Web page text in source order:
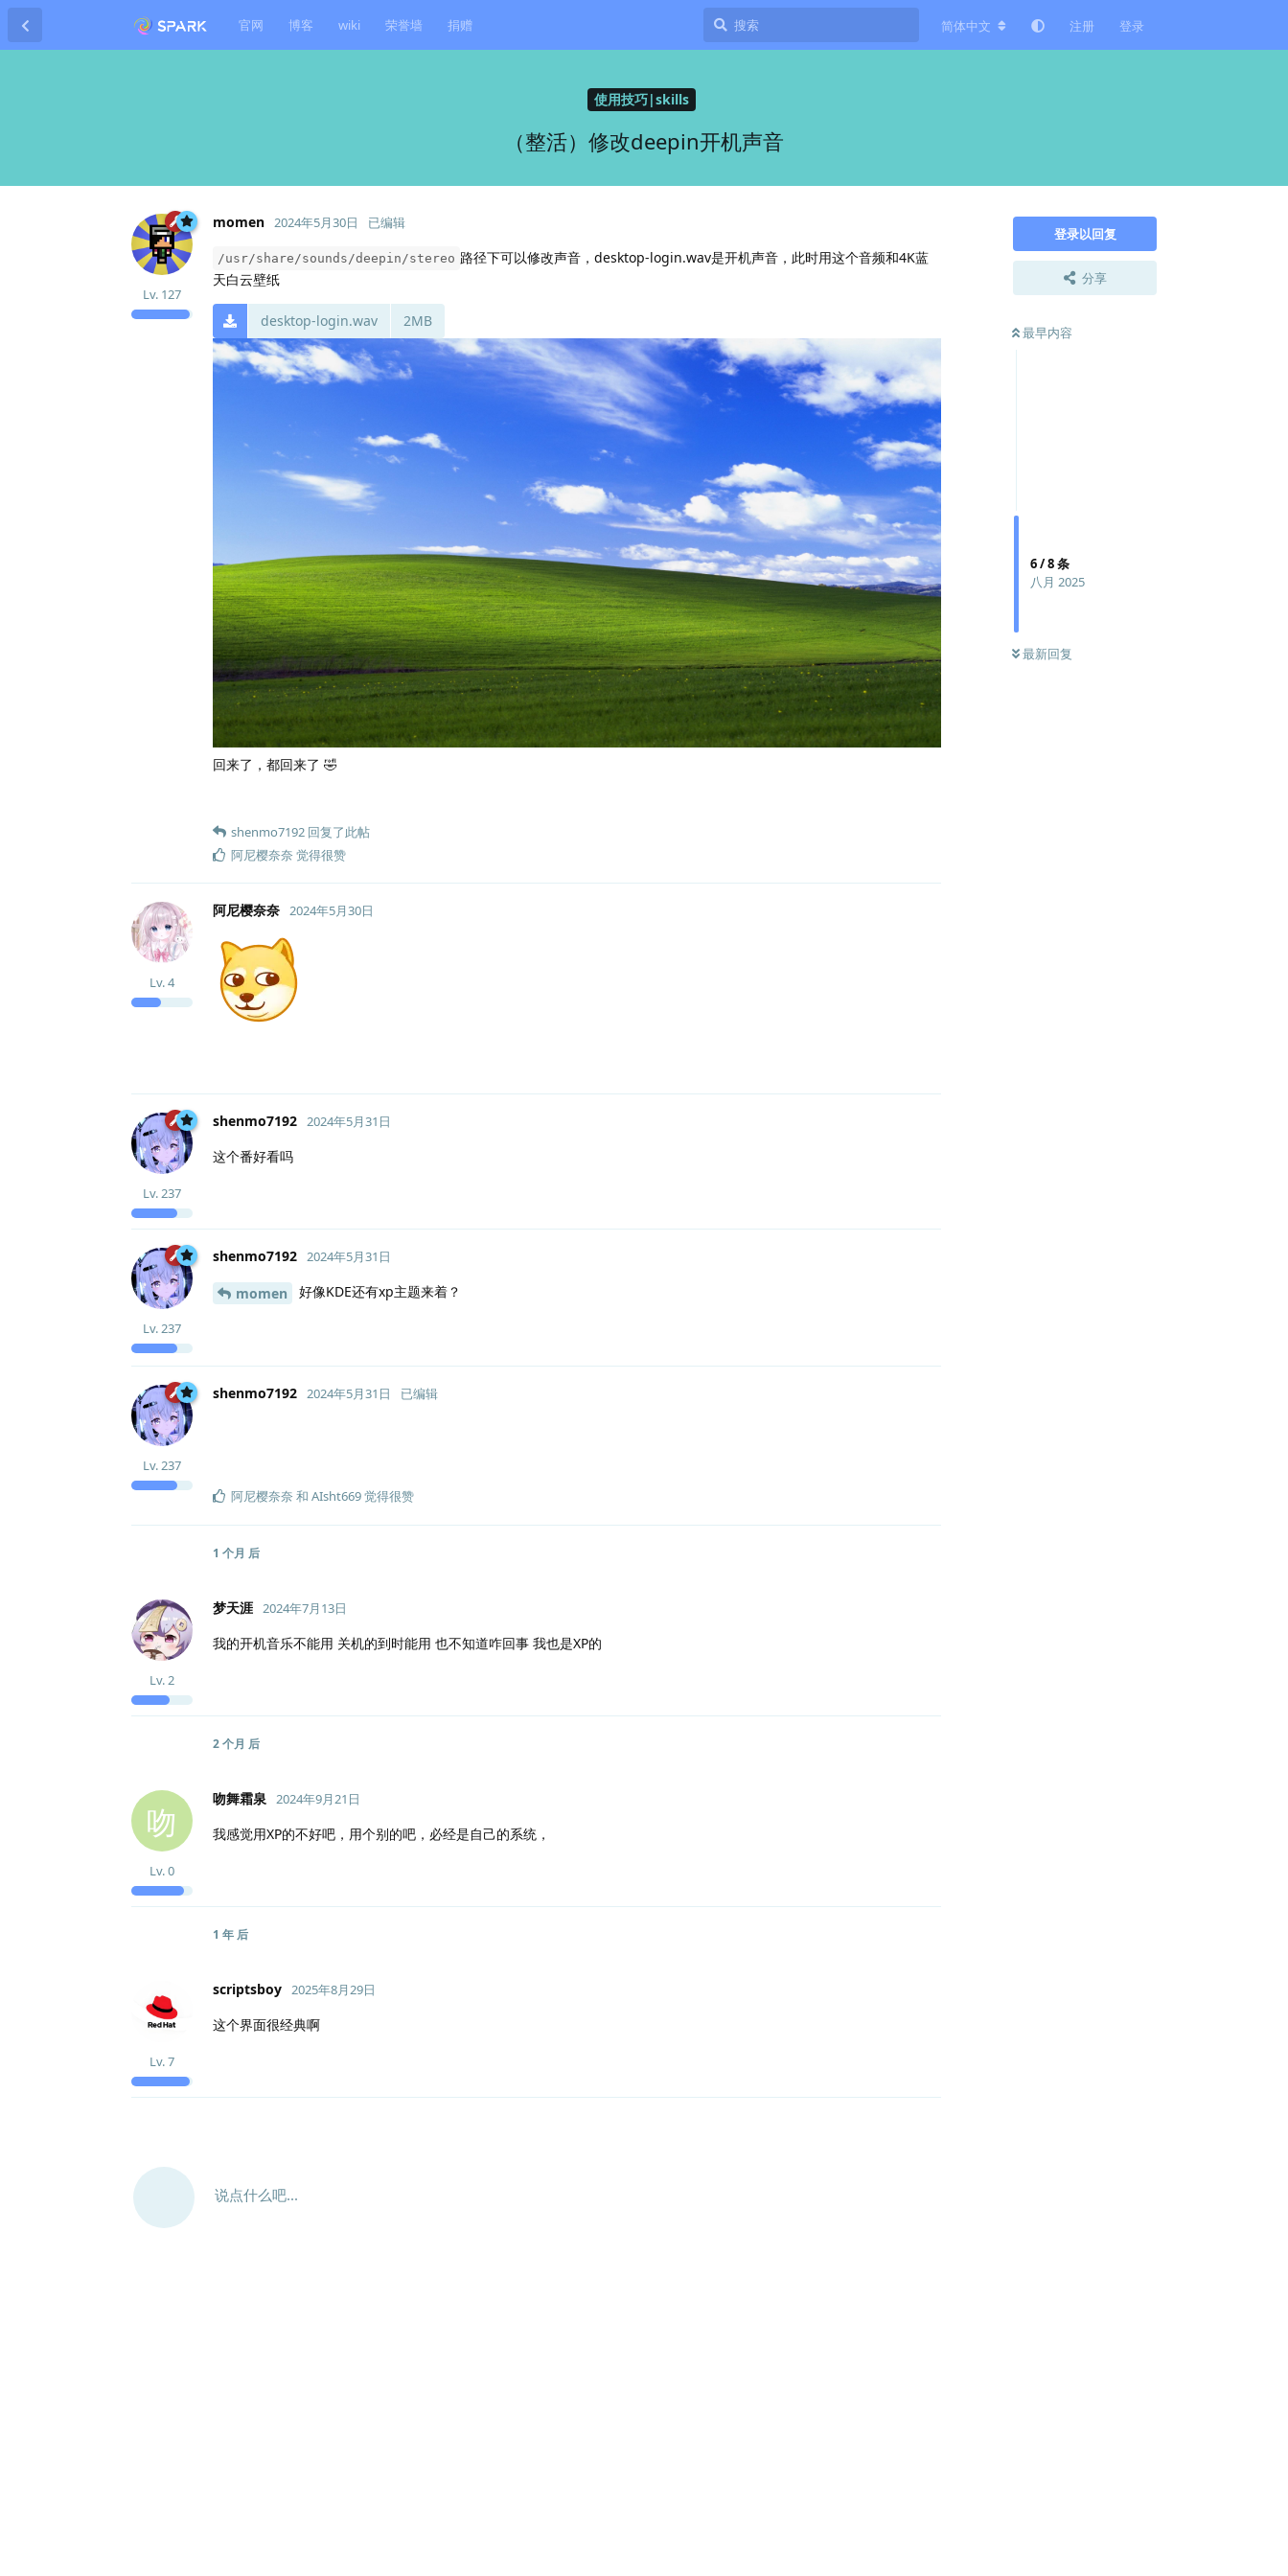
官网 博客 wiki 荣誉墙 捐赠 简体中文 注册 登录
使用技巧|skills
（整活）修改deepin开机声音
登录以回复
分享
最早内容
6/8条
八月 2025
最新回复
momen
Lv. 127
2024年5月30日 已编辑
/usr/share/sounds/deepin/stereo 路径下可以修改声音，desktop-login.wav是开机声音，此时用这个音频和4K蓝
天白云壁纸
desktop-login.wav 2MB
回来了，都回来了 🤣
shenmo7192 回复了此帖
阿尼樱奈奈 觉得很赞
阿尼樱奈奈
Lv.4
2024年5月30日
shenmo7192
Lv.237
2024年5月31日
这个番好看吗
shenmo7192
Lv.237
2024年5月31日
momen 好像KDE还有xp主题来着？
shenmo7192
Lv.237
2024年5月31日 已编辑
阿尼樱奈奈 和 AIsht669觉得很赞
1 个月 后
梦天涯
Lv.2
2024年7月13日
我的开机音乐不能用 关机的到时能用 也不知道咋回事 我也是XP的
2 个月 后
吻
吻舞霜泉
Lv.0
2024年9月21日
我感觉用XP的不好吧，用个别的吧，必经是自己的系统，
1 年 后
scriptsboy
Lv.7
2025年8月29日
这个界面很经典啊
说点什么吧...